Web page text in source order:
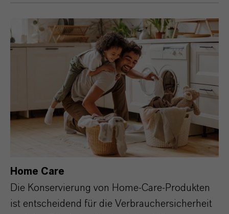
Home Care
Die Konservierung von Home-Care-Produkten
ist entscheidend für die Verbrauchersicherheit